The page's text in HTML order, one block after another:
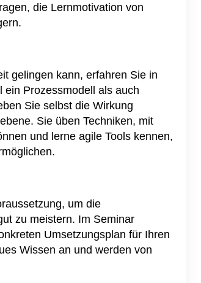
die Lernmotivation von
gelingen kann, erfahren Sie in
Prozessmodell als auch
Sie selbst die Wirkung
Sie üben Techniken, mit
und lerne agile Tools kennen,
um die
zu meistern. Im Seminar
Umsetzungsplan für Ihren
Wissen an und werden von